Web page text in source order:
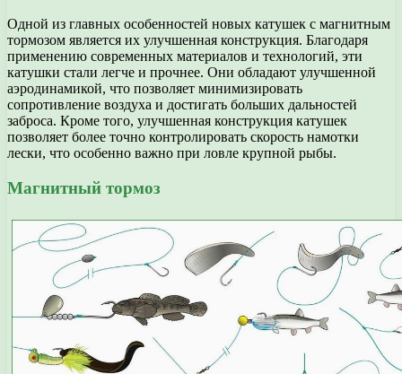
Одной из главных особенностей новых катушек с магнитным
тормозом является их улучшенная конструкция. Благодаря
применению современных материалов и технологий, эти
катушки стали легче и прочнее. Они обладают улучшенной
аэродинамикой, что позволяет минимизировать
сопротивление воздуха и достигать больших дальностей
заброса. Кроме того, улучшенная конструкция катушек
позволяет более точно контролировать скорость намотки
лески, что особенно важно при ловле крупной рыбы.
Магнитный тормоз